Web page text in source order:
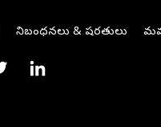
నిబంధనలు & షరతులు